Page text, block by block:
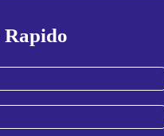
Rapido